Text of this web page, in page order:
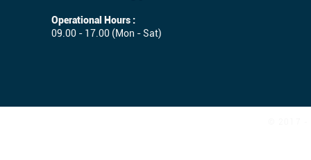
Operational Hours :
09.00 - 17.00 (Mon - Sat)